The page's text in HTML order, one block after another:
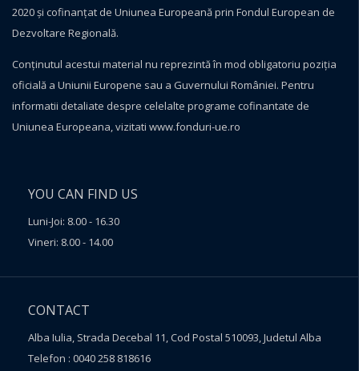
2020 și cofinanțat de Uniunea Europeană prin Fondul European de
Dezvoltare Regională.
Conţinutul acestui material nu reprezintă în mod obligatoriu poziţia
oficială a Uniunii Europene sau a Guvernului României. Pentru
informatii detaliate despre celelalte programe cofinantate de
Uniunea Europeana, vizitati www.fonduri-ue.ro
YOU CAN FIND US
Luni-Joi: 8.00 - 16.30
Vineri: 8.00 - 14.00
CONTACT
Alba Iulia, Strada Decebal 11, Cod Postal 510093, Judetul Alba
Telefon : 0040 258 818616